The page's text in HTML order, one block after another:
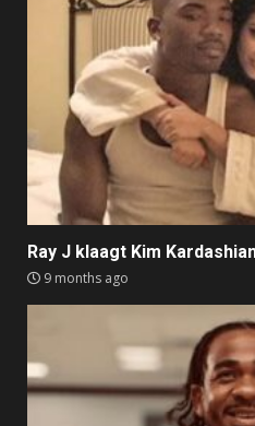
Ray J klaagt Kim
9 months ago